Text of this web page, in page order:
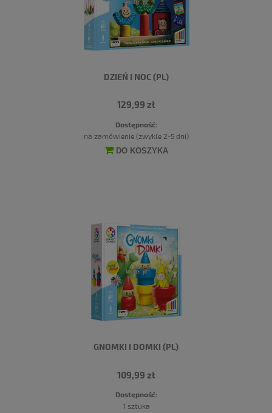
DZIEŃ I NOC (PL)
129,99 zł
Dostępność:
na zamówienie (zwykle 2-5 dni)
DO KOSZYKA
GNOMKI I DOMKI (PL)
109,99 zł
Dostępność:
1 sztuka